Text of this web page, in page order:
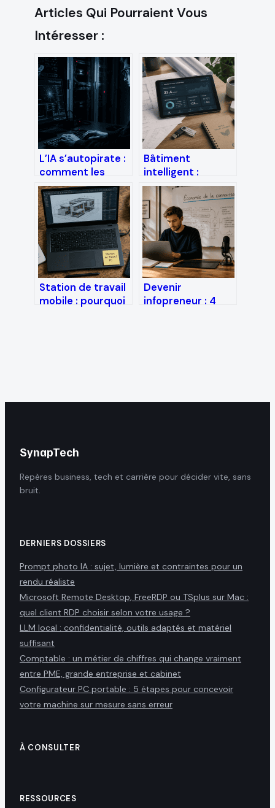
Articles Qui Pourraient Vous
Intéresser :
L’IA s’autopirate :
comment les
modèles
contournent leurs
propres règles de
sécurité ?
Bâtiment
intelligent :
réduire ses
factures
énergétiques tout
en garantissant le
confort des
occupants
Station de travail
mobile : pourquoi
Devenir
infopreneur : 4
SynapTech
Repères business, tech et carrière pour décider vite, sans
bruit.
DERNIERS DOSSIERS
Prompt photo IA : sujet, lumière et contraintes pour un
rendu réaliste
Microsoft Remote Desktop, FreeRDP ou TSplus sur Mac :
quel client RDP choisir selon votre usage ?
LLM local : confidentialité, outils adaptés et matériel
suffisant
Comptable : un métier de chiffres qui change vraiment
entre PME, grande entreprise et cabinet
Configurateur PC portable : 5 étapes pour concevoir
votre machine sur mesure sans erreur
À CONSULTER
RESSOURCES